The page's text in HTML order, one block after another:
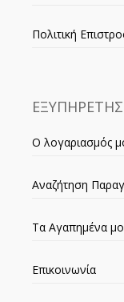
Πολιτική
Ο λογαριασμός
Αναζήτηση
Τα Αγαπημένα
Επικοινωνία